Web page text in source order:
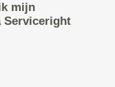
mijn
Serviceright